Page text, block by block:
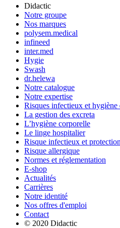
Didactic
Notre groupe
Nos marques
polysem.medical
infineed
inter.med
Hygie
Swash
dr.helewa
Notre catalogue
Notre expertise
Risques infectieux et hygiène
La gestion des excreta
L’hygiène corporelle
Le linge hospitalier
Risque infectieux et
Risque allergique
Normes et réglementation
E-shop
Actualités
Carrières
Notre identité
Nos offres d'emploi
Contact
© 2020 Didactic